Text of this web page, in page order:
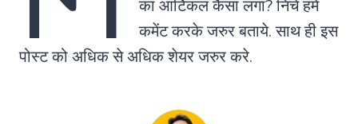
का आर्टिकल कैसा लगा? निचे हमे
कमेंट करके जरुर बताये. साथ ही इस
पोस्ट को अधिक से अधिक शेयर जरुर करे.